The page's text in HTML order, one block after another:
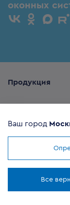
оконных
Продукция
Где купить
Ваш город
Все